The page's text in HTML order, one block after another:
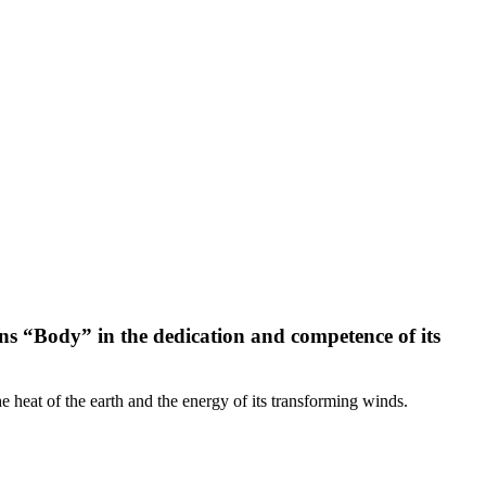
“Body” in the dedication and competence of its
of the earth and the energy of its transforming winds.